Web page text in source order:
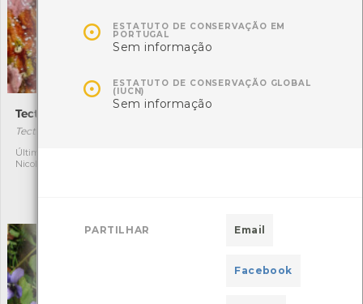
Tectura virginea
Tectura virginea
Última observação por:
Nicole Viana
Chondracanthus acicularis
 ESTATUTO DE CONSERVAÇÃO EM
PORTUGAL
Sem informação
 ESTATUTO DE CONSERVAÇÃO GLOBAL
(IUCN)
Sem informação
PARTILHAR Email
Facebook